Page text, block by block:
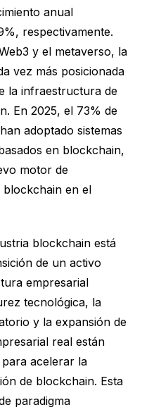
anual
respectivamente.
y el metaverso, la
vez más posicionada
la infraestructura de
En 2025, el 73% de
adoptado sistemas
en blockchain,
motor de
en el
blockchain está
de un activo
empresarial
tecnológica, la
y la expansión de
real están
acelerar la
de blockchain. Esta
paradigma